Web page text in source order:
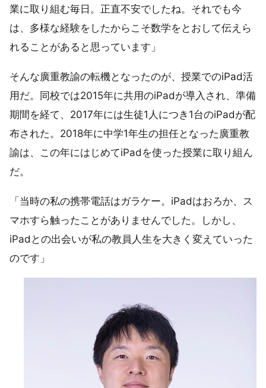
業に取り組む毎日。正直不安でしたね。それでも今
は、多様な経験をしたからこそ数学をとおして伝えら
れることがあると思っています」
そんな廣重教諭の転機となったのが、授業でのiPad活
用だ。同校では2015年に共用のiPadが導入され、準備
期間を経て、2017年には生徒1人につき1台のiPadが配
布された。2018年に中学1年生の担任となった廣重教
諭は、この年にはじめてiPadを使った授業に取り組ん
だ。
「当時の私の携帯電話はガラケー。iPadはおろか、ス
マホすら触ったことがありませんでした。しかし、
iPadとの出会いが私の教員人生を大きく変えていった
のです」